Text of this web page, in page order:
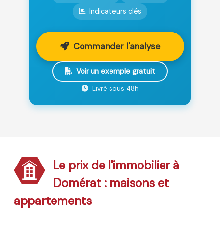
Indicateurs clés
Commander l'analyse
Voir un exemple gratuit
Livré sous 48h
Le prix de l'immobilier à
Domérat : maisons et
appartements